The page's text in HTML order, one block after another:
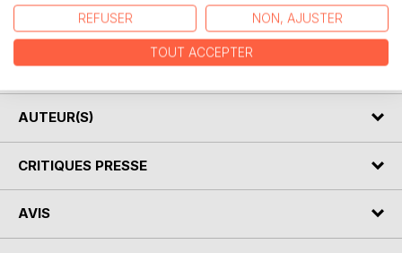
comment elle garde sa joie de vivre.
Dans ce livre, des thérapeutes et des médecins informent
sur la maladie du lipœdème et sur les méthodes de
traitement possibles.
AUTEUR(S)
CRITIQUES PRESSE
AVIS
REFUSER NON, AJUSTER
TOUT ACCEPTER